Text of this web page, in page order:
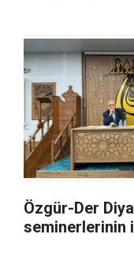
Özgür-Der
seminerlerinin